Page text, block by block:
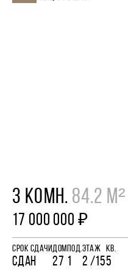
3 КОМН. 84.2 М²
17 000 000 ₽
СРОК СДАЧИ
СДАН
ДОМ
27
ПОД.
1
ЭТАЖ
2 /15
КВ.
5